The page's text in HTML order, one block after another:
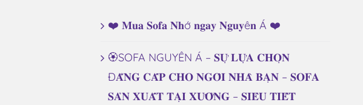
❤️ 𝐌𝐮𝐚 𝐒𝐨𝐟𝐚 𝐍𝐡ớ 𝐧𝐠𝐚𝐲 𝐍𝐠𝐮𝐲ê𝐧 Á ❤️
🏵️SOFA NGUYÊN Á – 𝐒𝐔̛̣ 𝐋𝐔̛̣𝐀 𝐂𝐇𝐎̣𝐍
Đ𝐀̆̉𝐍𝐆 𝐂𝐀̂́𝐏 𝐂𝐇𝐎 𝐍𝐆𝐎̂𝐈 𝐍𝐇𝐀̀ 𝐁𝐀̣𝐍 – 𝐒𝐎𝐅𝐀
𝐒𝐀̉𝐍 𝐗𝐔𝐀̂́𝐓 𝐓𝐀̣𝐈 𝐗𝐔̛𝐎̛̉𝐍𝐆 – 𝐒𝐈𝐄̂𝐔 𝐓𝐈𝐄̂́𝐓